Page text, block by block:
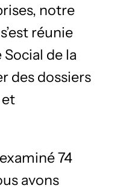
notre
réunie
Social de la
des dossiers
74
avons